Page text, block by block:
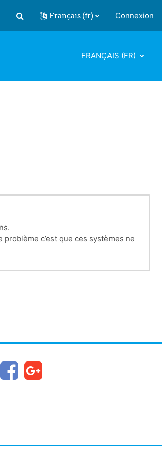
Activer/désactiver la saisie de
Français ‎(fr)‎ Connexion
FRANÇAIS ‎(FR)‎
problème c’est que ces systèmes ne